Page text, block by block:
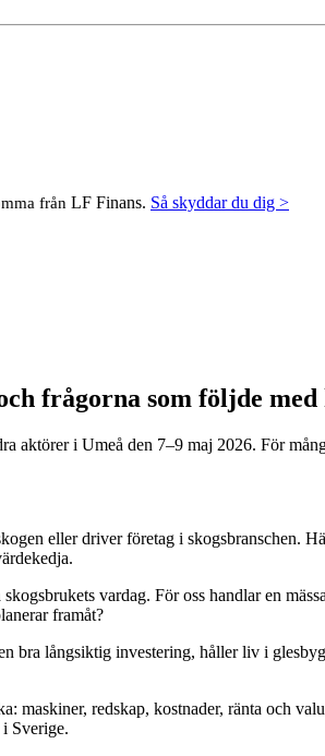
från LF Finans. Så skyddar du dig >
frågorna som följde med
aktörer i Umeå den 7–9 maj 2026. För
eller driver företag i skogsbranschen.
vardag. För oss handlar en
framåt?
bra långsiktig investering, håller liv i
maskiner, redskap, kostnader, ränta och
Sverige.